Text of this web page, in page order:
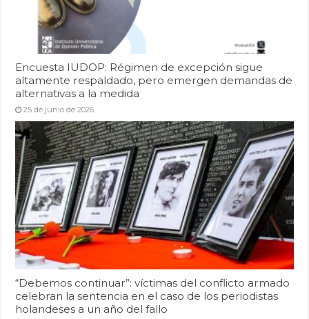
Encuesta IUDOP: Régimen de excepción sigue
altamente respaldado, pero emergen demandas de
alternativas a la medida
25 de junio de 2026
“Debemos continuar”: víctimas del conflicto armado
celebran la sentencia en el caso de los periodistas
holandeses a un año del fallo